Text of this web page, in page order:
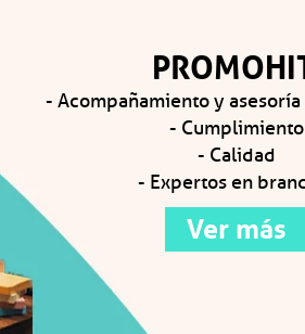
- Acompañamiento y
- Cumplimiento
- Calidad
- Expertos en
Ver más